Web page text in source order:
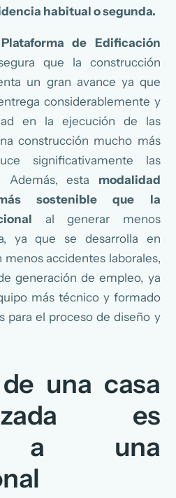
habitual o segunda.
Plataforma de Edificación
que la construcción
un gran avance ya que
considerablemente y
en la ejecución de las
construcción mucho más
significativamente las
Además, esta modalidad
sostenible que la
al generar menos
ya que se desarrolla en
accidentes laborales,
generación de empleo, ya
más técnico y formado
para el proceso de diseño y
una casa
es
a una